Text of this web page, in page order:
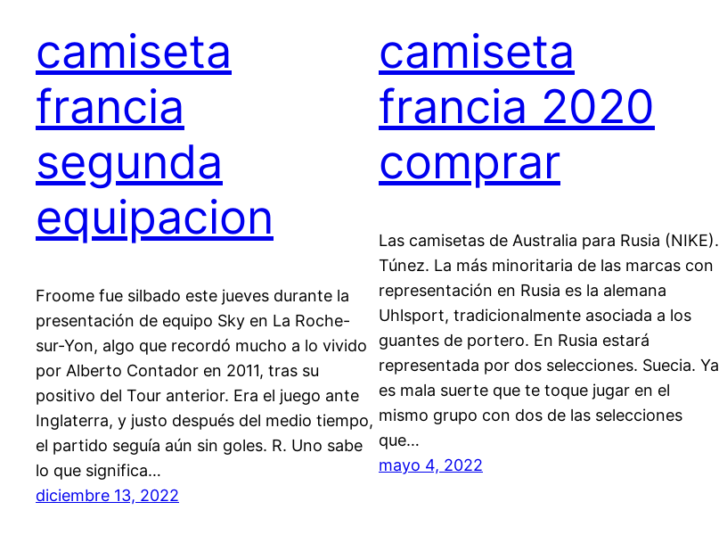
camiseta
francia
segunda
equipacion
Froome fue silbado este jueves durante la
presentación de equipo Sky en La Roche-
sur-Yon, algo que recordó mucho a lo vivido
por Alberto Contador en 2011, tras su
positivo del Tour anterior. Era el juego ante
Inglaterra, y justo después del medio tiempo,
el partido seguía aún sin goles. R. Uno sabe
lo que significa…
diciembre 13, 2022
camiseta
francia 2020
comprar
Las camisetas de Australia para Rusia (NIKE).
Túnez. La más minoritaria de las marcas con
representación en Rusia es la alemana
Uhlsport, tradicionalmente asociada a los
guantes de portero. En Rusia estará
representada por dos selecciones. Suecia. Ya
es mala suerte que te toque jugar en el
mismo grupo con dos de las selecciones
que…
mayo 4, 2022